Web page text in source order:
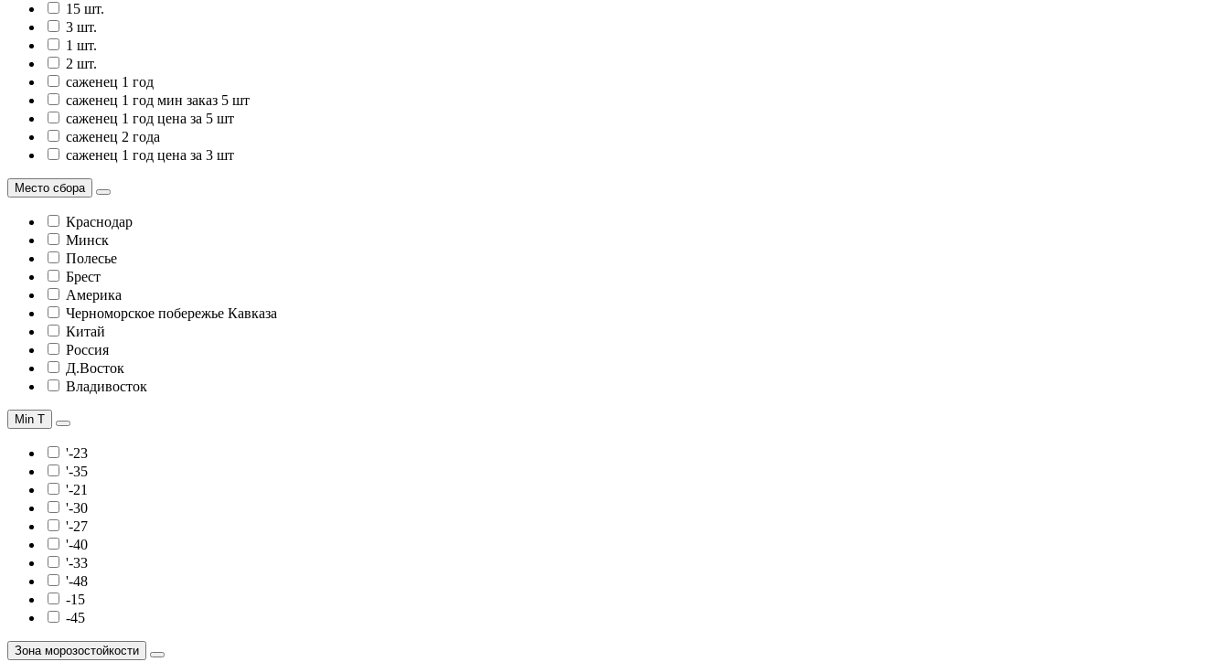
15 шт.
3 шт.
1 шт.
2 шт.
саженец 1 год
саженец 1 год мин заказ 5 шт
саженец 1 год цена за 5 шт
саженец 2 года
саженец 1 год цена за 3 шт
Место сбора
Краснодар
Минск
Полесье
Брест
Америка
Черноморское побережье Кавказа
Китай
Россия
Д.Восток
Владивосток
Min T
'-23
'-35
'-21
'-30
'-27
'-40
'-33
'-48
-15
-45
Зона морозостойкости